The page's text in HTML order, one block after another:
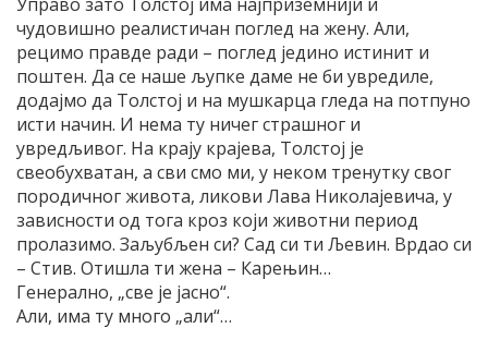
чудовишно реалистичан поглед на жену. Али,
рецимо правде ради – поглед једино истинит и
поштен. Да се ​​наше љупке даме не би увредиле,
додајмо да Толстој и на мушкарца гледа на потпуно
исти начин. И нема ту ничег страшног и
увредљивог. На крају крајева, Толстој је
свеобухватан, а сви смо ми, у неком тренутку свог
породичног живота, ликови Лава Николајевича, у
зависности од тога кроз који животни период
пролазимо. Заљубљен си? Сад си ти Љевин. Врдао си
– Стив. Отишла ти жена – Карењин…
Генерално, „све је јасно“.
Али, има ту много „али“…